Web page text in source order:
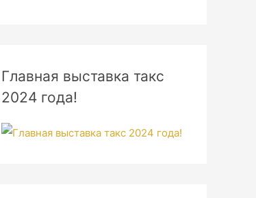
Главная выставка такс
2024 года!